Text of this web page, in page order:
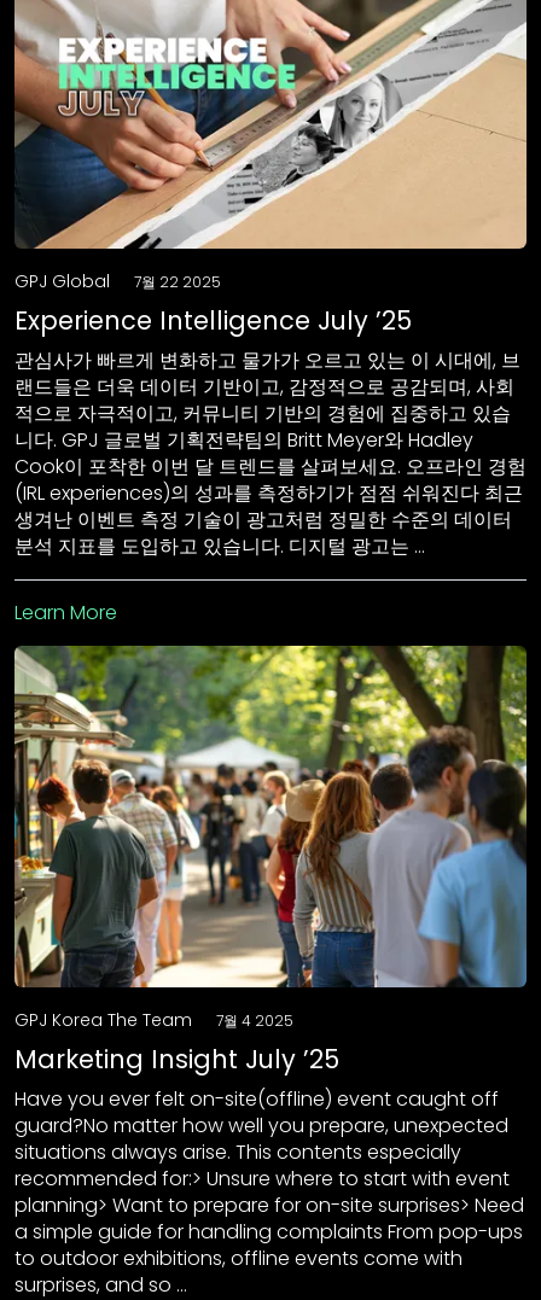
GPJ Global 7월 22 2025
Experience Intelligence July ’25
관심사가 빠르게 변화하고 물가가 오르고 있는 이 시대에, 브
랜드들은 더욱 데이터 기반이고, 감정적으로 공감되며, 사회
적으로 자극적이고, 커뮤니티 기반의 경험에 집중하고 있습
니다. GPJ 글로벌 기획전략팀의 Britt Meyer와 Hadley
Cook이 포착한 이번 달 트렌드를 살펴보세요. 오프라인 경험
(IRL experiences)의 성과를 측정하기가 점점 쉬워진다 최근
생겨난 이벤트 측정 기술이 광고처럼 정밀한 수준의 데이터
분석 지표를 도입하고 있습니다. 디지털 광고는 …
Learn More
GPJ Korea The Team 7월 4 2025
Marketing Insight July ’25
Have you ever felt on-site(offline) event caught off
guard?No matter how well you prepare, unexpected
situations always arise. This contents especially
recommended for:> Unsure where to start with event
planning> Want to prepare for on-site surprises> Need
a simple guide for handling complaints From pop-ups
to outdoor exhibitions, offline events come with
surprises, and so …